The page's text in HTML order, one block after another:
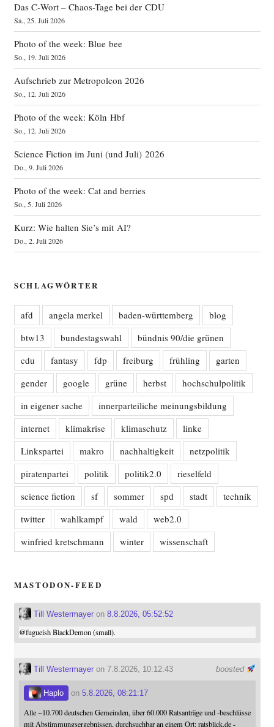
Das C‑Wort – Chaos-Tage bei der CDU
Sa., 25. Juli 2026
Photo of the week: Blue bee
So., 19. Juli 2026
Aufschrieb zur Metropolcon 2026
So., 12. Juli 2026
Photo of the week: Köln Hbf
So., 12. Juli 2026
Science Fiction im Juni (und Juli) 2026
Do., 9. Juli 2026
Photo of the week: Cat and berries
So., 5. Juli 2026
Kurz: Wie halten Sie’s mit AI?
Do., 2. Juli 2026
SCHLAGWÖRTER
afd angela merkel baden-württemberg
blog
btw13
bundestagswahl
bündnis 90/die grünen
cdu
fantasy fdp freiburg frühling
garten
gender
google grüne herbst
hochschulpolitik
in eigener sache
innerparteiliche meinungsbildung
internet
klimakrise klimaschutz
linke
Linkspartei
makro nachhaltigkeit
netzpolitik
piratenpartei
politik politik2.0
rieselfeld
science fiction
sf sommer spd stadt
technik
twitter
wahlkampf wald
web2.0
winfried kretschmann
winter wissenschaft
MASTODON-FEED
Till Westermayeron 8.8.2026, 05:52:52
@fugueishBlackDemon (small).
boosted
Till Westermayeron 7.8.2026, 10:12:43
Haplo on 5.8.2026, 08:21:17
Alle ~10.700 deutschen Gemeinden, über 60.000 Ratsanträge und -beschlüsse
mit Abstimmungsergebnissen, durchsuchbar an einem Ort: ratsblick.de -